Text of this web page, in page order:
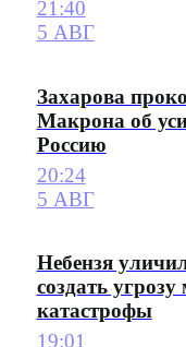
21:40
5 АВГ
Захарова
Макрона об
Россию
20:24
5 АВГ
Небензя
создать
катастрофы
19:01